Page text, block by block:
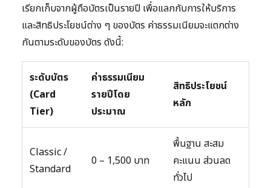
เรียกเก็บจากผู้ถือบัตรเป็นรายปี เพื่อแลกกับการให้บริการ
และสิทธิประโยชน์ต่าง ๆ ของบัตร ค่าธรรมเนียมจะแตกต่าง
กันตามระดับของบัตร ดังนี้:
ระดับบัตร
(Card
Tier)
ค่าธรรมเนียม
รายปีโดย
ประมาณ
สิทธิประโยชน์
หลัก
Classic /
Standard
0 – 1,500 บาท
พื้นฐาน สะสม
คะแนน ส่วนลด
ทั่วไป